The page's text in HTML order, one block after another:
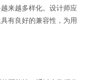
来越多样化。设计师应
有良好的兼容性，为用